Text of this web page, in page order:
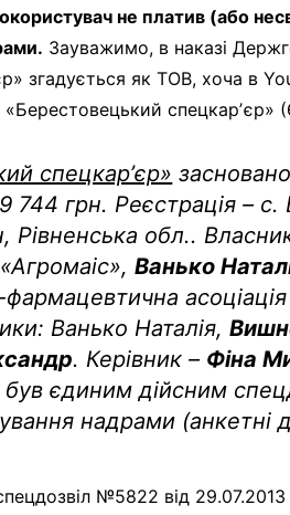
не платив (або
Зауважимо, в наказі
згадується як ТОВ, хоча в
спецкарʼєр»
744 грн. Реєстрація –
Рівненська обл..
Ванько
асоціація
Ванько Наталія,
. Керівник – Фіна
єдиним дійсним
надрами (анкетні
№5822 від 29.07.2013